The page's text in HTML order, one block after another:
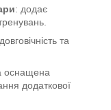
: додає
та
оснащена
додаткової